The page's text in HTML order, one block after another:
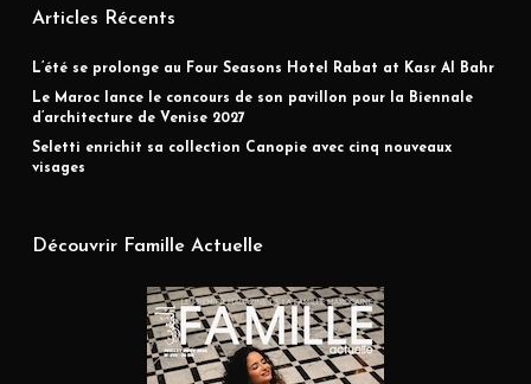
Articles Récents
L’été se prolonge au Four Seasons Hotel Rabat at Kasr Al Bahr
Le Maroc lance le concours de son pavillon pour la Biennale
d’architecture de Venise 2027
Seletti enrichit sa collection Canopie avec cinq nouveaux
visages
Découvrir Famille Actuelle